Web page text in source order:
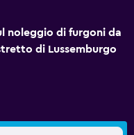
noleggio di furgoni da
di Lussemburgo